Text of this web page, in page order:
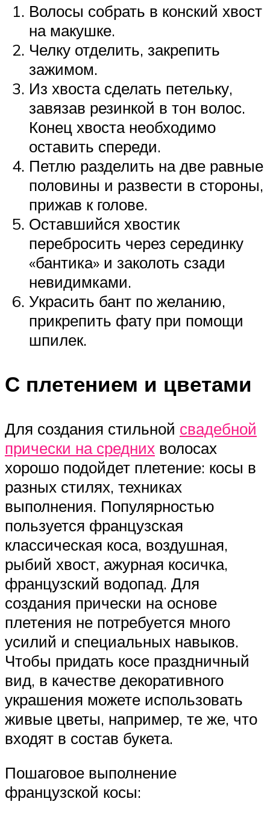
Волосы собрать в конский хвост
на макушке.
Челку отделить, закрепить
зажимом.
Из хвоста сделать петельку,
завязав резинкой в тон волос.
Конец хвоста необходимо
оставить спереди.
Петлю разделить на две равные
половины и развести в стороны,
прижав к голове.
Оставшийся хвостик
перебросить через серединку
«бантика» и заколоть сзади
невидимками.
Украсить бант по желанию,
прикрепить фату при помощи
шпилек.
С плетением и цветами
Для создания стильной свадебной
прически на средних волосах
хорошо подойдет плетение: косы в
разных стилях, техниках
выполнения. Популярностью
пользуется французская
классическая коса, воздушная,
рыбий хвост, ажурная косичка,
французский водопад. Для
создания прически на основе
плетения не потребуется много
усилий и специальных навыков.
Чтобы придать косе праздничный
вид, в качестве декоративного
украшения можете использовать
живые цветы, например, те же, что
входят в состав букета.
Пошаговое выполнение
французской косы: